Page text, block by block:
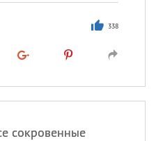
338
сокровенные